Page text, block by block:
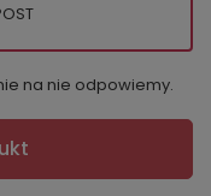
na nie odpowiemy.